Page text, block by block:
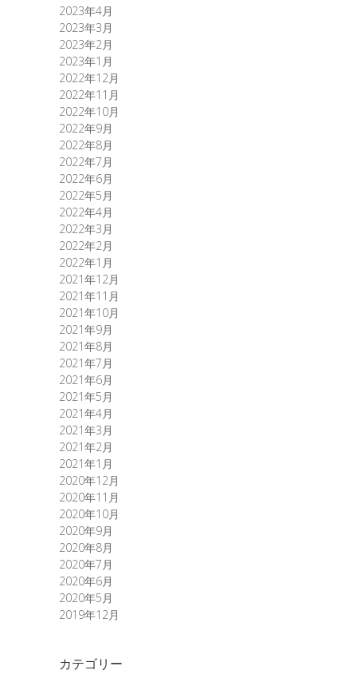
2023年4月
2023年3月
2023年2月
2023年1月
2022年12月
2022年11月
2022年10月
2022年9月
2022年8月
2022年7月
2022年6月
2022年5月
2022年4月
2022年3月
2022年2月
2022年1月
2021年12月
2021年11月
2021年10月
2021年9月
2021年8月
2021年7月
2021年6月
2021年5月
2021年4月
2021年3月
2021年2月
2021年1月
2020年12月
2020年11月
2020年10月
2020年9月
2020年8月
2020年7月
2020年6月
2020年5月
2019年12月
カテゴリー